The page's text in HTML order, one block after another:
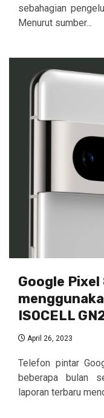
sebahagian
Menurut sumber...
Google
ISOCELL
April 26, 2023
Telefon pintar
beberapa bulan
laporan terbaru